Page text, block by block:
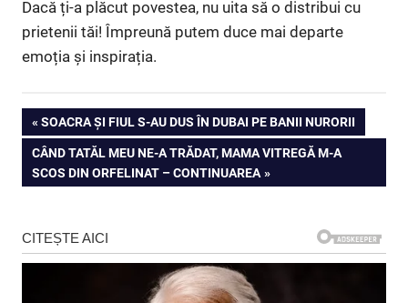
Dacă ți-a plăcut povestea, nu uita să o distribui cu
prietenii tăi! Împreună putem duce mai departe
emoția și inspirația.
Navigare
în
articole
PREVIOUS
POST:
SOACRA ȘI FIUL S-AU DUS ÎN DUBAI PE BANII NURORII
NEXT
POST:
CÂND TATĂL MEU NE-A TRĂDAT, MAMA VITREGĂ M-A
SCOS DIN ORFELINAT – CONTINUAREA